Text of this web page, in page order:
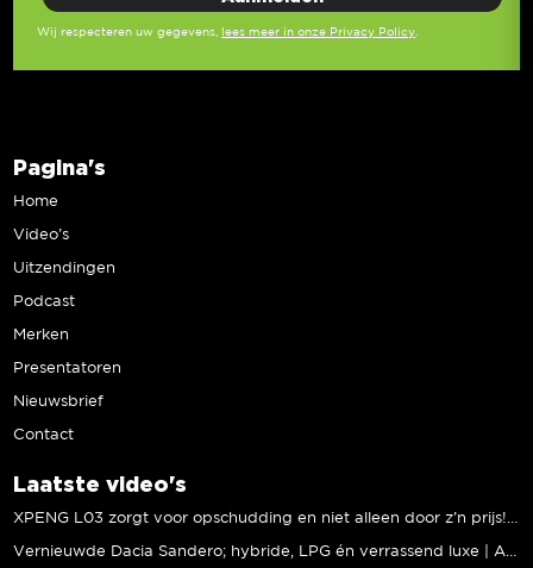
Wij respecteren uw gegevens, lees meer in onze Privacy Policy
Pagina's
Home
Video’s
Uitzendingen
Podcast
Merken
Presentatoren
Nieuwsbrief
Contact
Laatste video's